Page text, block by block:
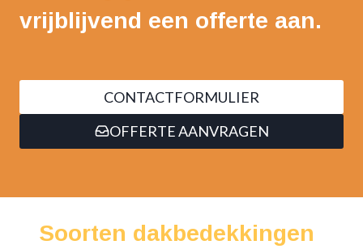
vrijblijvend een offerte aan.
CONTACTFORMULIER
OFFERTE AANVRAGEN
Soorten dakbedekkingen